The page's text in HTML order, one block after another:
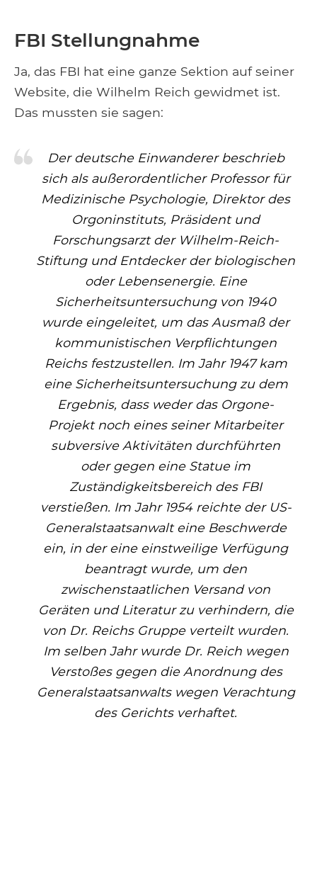
FBI Stellungnahme
Ja, das FBI hat eine ganze Sektion auf seiner
Website, die Wilhelm Reich gewidmet ist.
Das mussten sie sagen:
Der deutsche Einwanderer beschrieb
sich als außerordentlicher Professor für
Medizinische Psychologie, Direktor des
Orgoninstituts, Präsident und
Forschungsarzt der Wilhelm-Reich-
Stiftung und Entdecker der biologischen
oder Lebensenergie. Eine
Sicherheitsuntersuchung von 1940
wurde eingeleitet, um das Ausmaß der
kommunistischen Verpflichtungen
Reichs festzustellen. Im Jahr 1947 kam
eine Sicherheitsuntersuchung zu dem
Ergebnis, dass weder das Orgone-
Projekt noch eines seiner Mitarbeiter
subversive Aktivitäten durchführten
oder gegen eine Statue im
Zuständigkeitsbereich des FBI
verstießen. Im Jahr 1954 reichte der US-
Generalstaatsanwalt eine Beschwerde
ein, in der eine einstweilige Verfügung
beantragt wurde, um den
zwischenstaatlichen Versand von
Geräten und Literatur zu verhindern, die
von Dr. Reichs Gruppe verteilt wurden.
Im selben Jahr wurde Dr. Reich wegen
Verstoßes gegen die Anordnung des
Generalstaatsanwalts wegen Verachtung
des Gerichts verhaftet.